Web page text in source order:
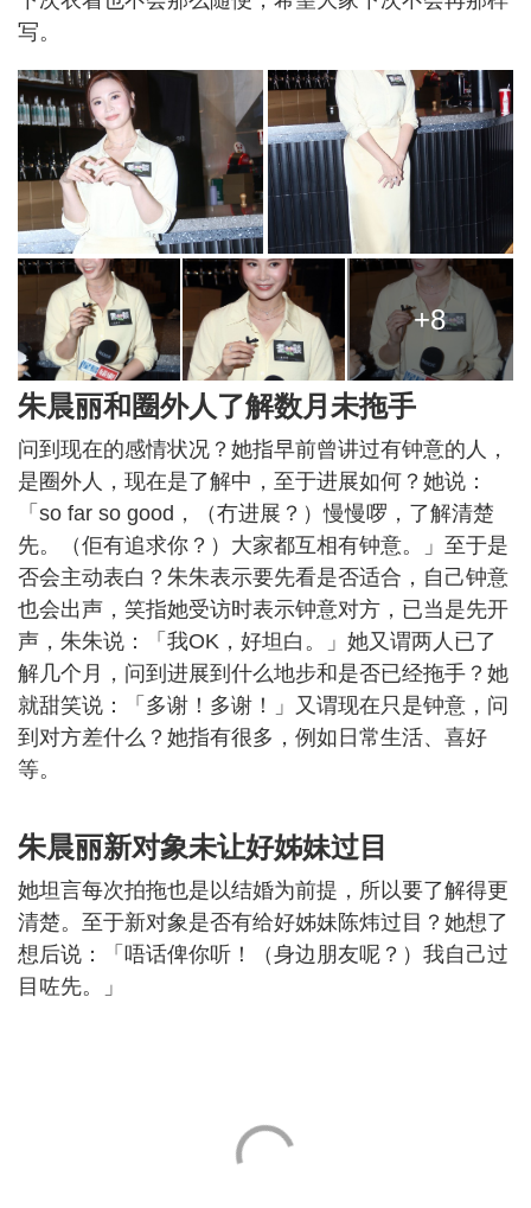
写。
+8
朱晨丽和圈外人了解数月未拖手
问到现在的感情状况？她指早前曾讲过有钟意的人，
是圈外人，现在是了解中，至于进展如何？她说：
「so far so good，（冇进展？）慢慢啰，了解清楚
先。（佢有追求你？）大家都互相有钟意。」至于是
否会主动表白？朱朱表示要先看是否适合，自己钟意
也会出声，笑指她受访时表示钟意对方，已当是先开
声，朱朱说：「我OK，好坦白。」她又谓两人已了
解几个月，问到进展到什么地步和是否已经拖手？她
就甜笑说：「多谢！多谢！」又谓现在只是钟意，问
到对方差什么？她指有很多，例如日常生活、喜好
等。
朱晨丽新对象未让好姊妹过目
她坦言每次拍拖也是以结婚为前提，所以要了解得更
清楚。至于新对象是否有给好姊妹陈炜过目？她想了
想后说：「唔话俾你听！（身边朋友呢？）我自己过
目咗先。」